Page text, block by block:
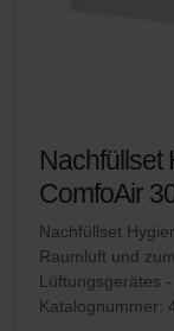
Nachfüllset
ComfoAir
Nachfüllset
Raumluft und
Lüftungsgerätes
Katalognummer: